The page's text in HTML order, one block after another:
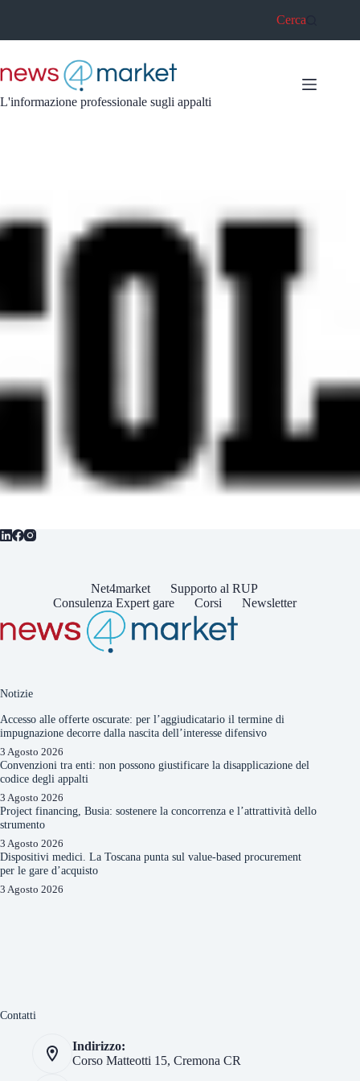
Cerca
L'informazione professionale sugli appalti
Net4market
Supporto al RUP
Consulenza Expert gare
Corsi Newsletter
Notizie
Accesso alle offerte oscurate: per l’aggiudicatario il termine di
impugnazione decorre dalla nascita dell’interesse difensivo
3 Agosto 2026
Convenzioni tra enti: non possono giustificare la disapplicazione del
codice degli appalti
3 Agosto 2026
Project financing, Busia: sostenere la concorrenza e l’attrattività dello
strumento
3 Agosto 2026
Dispositivi medici. La Toscana punta sul value-based procurement
per le gare d’acquisto
3 Agosto 2026
Contatti
Indirizzo:
Corso Matteotti 15, Cremona CR